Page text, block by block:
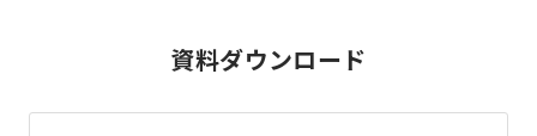
資料ダウンロード